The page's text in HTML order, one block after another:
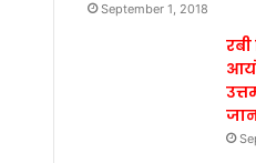
September 1, 2018